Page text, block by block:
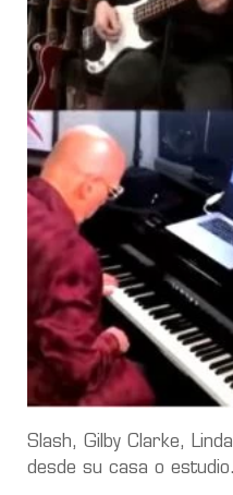
Slash, Gilby Clarke,
desde su casa o estudio.